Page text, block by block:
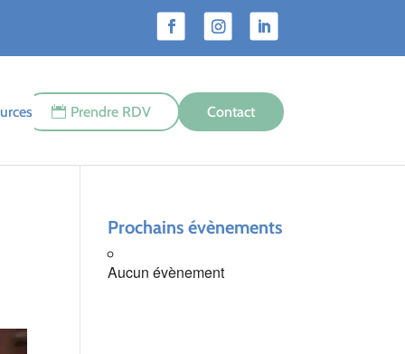
Prendre RDV Contact
Prochains évènements
Aucun évènement